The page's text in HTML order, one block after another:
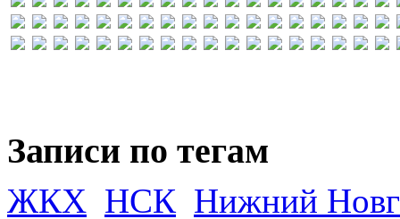
Записи по тегам
ЖКХ НСК Нижний